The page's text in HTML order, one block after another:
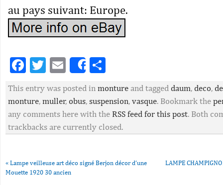
au pays suivant: Europe.
Facebook
Twitter
EmailShare
This entry was posted in monture and tagged daum, deco,
monture, muller, obus, suspension, vasque. Bookmark the
any comments here with the RSS feed for this post. Both
trackbacks are currently closed.
« Lampe veilleuse art déco signé Berjon décor d’une
Mouette 1920 30 ancien
LAMPE